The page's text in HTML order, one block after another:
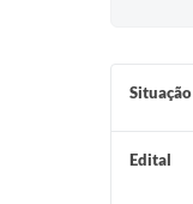
Situação
Edital